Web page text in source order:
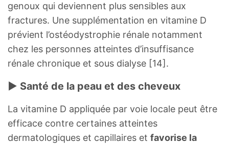
genoux qui deviennent plus sensibles aux
fractures. Une supplémentation en vitamine D
prévient l’ostéodystrophie rénale notamment
chez les personnes atteintes d’insuffisance
rénale chronique et sous dialyse [14].
► Santé de la peau et des cheveux
La vitamine D appliquée par voie locale peut être
efficace contre certaines atteintes
dermatologiques et capillaires et favorise la